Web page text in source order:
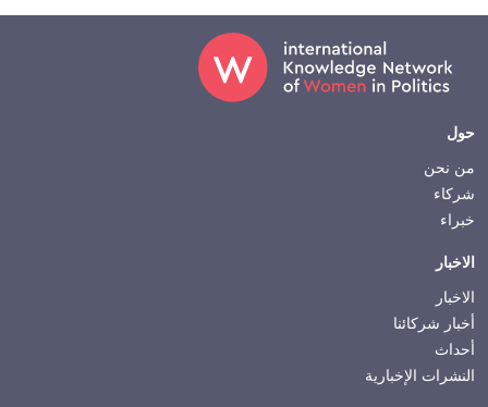
Footer
حول
من نحن
شركاء
خبراء
الاخبار
الاخبار
أخبار شركائنا
أحداث
النشرات الإخبارية